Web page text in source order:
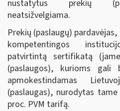
nustatytus prekių
neatsižvelgiama.
Prekių (paslaugų)
kompetentingos
patvirtintą sertifikatą
(paslaugos), kurioms
apmokestindamas
(paslaugas), nurodytas
proc. PVM tarifą.